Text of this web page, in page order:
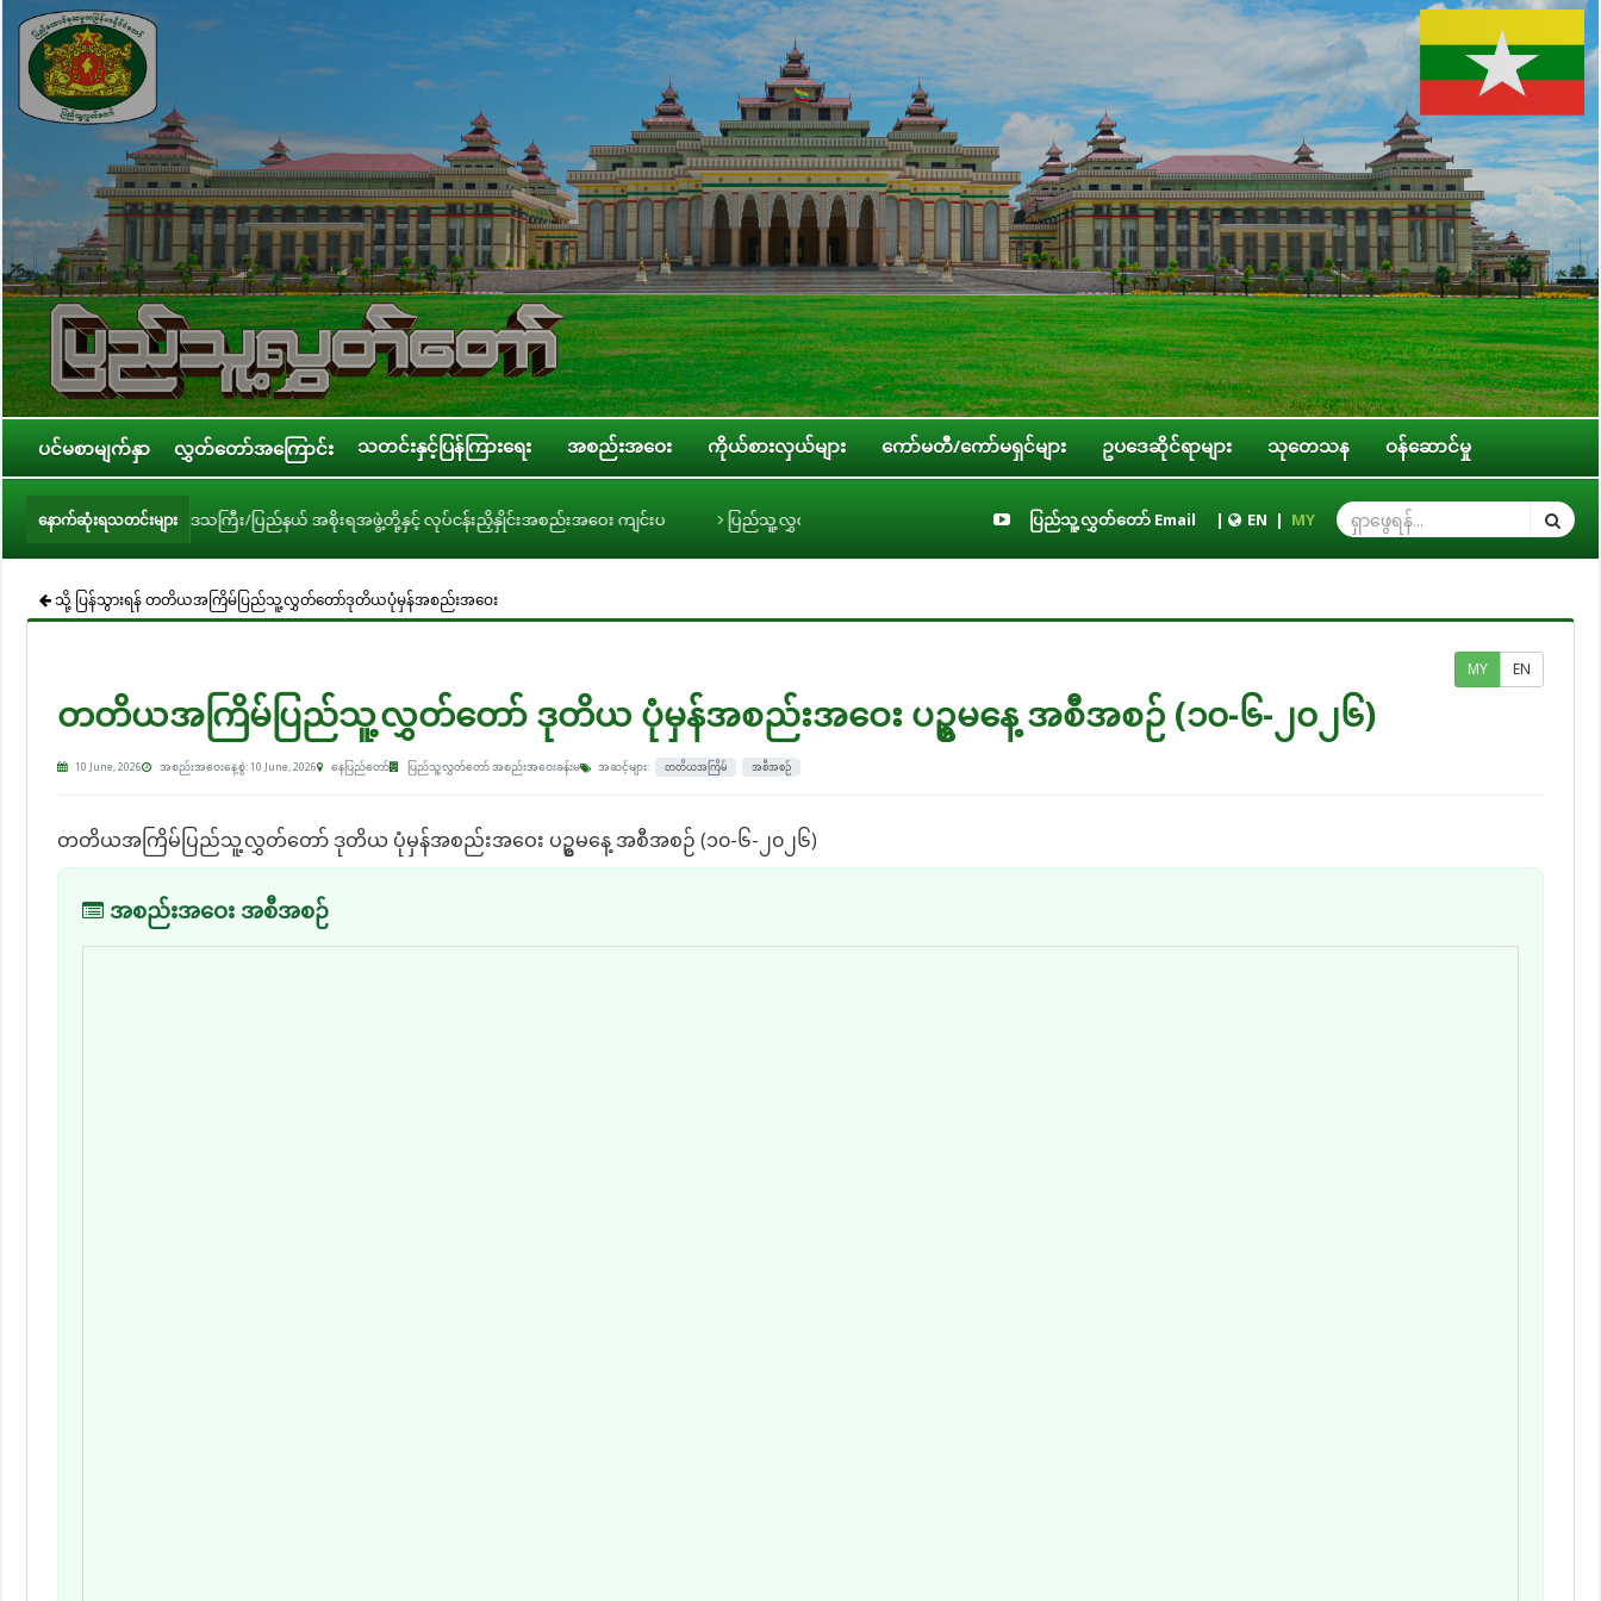
ပင်မစာမျက်နှာ လွှတ်တော်အကြောင်း သတင်းနှင့်ပြန်ကြားရေး အစည်းအဝေး ကိုယ်စားလှယ်များ ကော်မတီ/ကော်မရှင်များ ဥပဒေဆိုင်ရာများ သုတေသန ဝန်ဆောင်မှု
နောက်ဆုံးရသတင်းများ
း၊ တိုင်းဒေသကြီး/ပြည်နယ် အစိုးရအဖွဲ့တို့နှင့် လုပ်ငန်းညှိနှိုင်းအစည်းအဝေး ကျင်းပ ပြည်သူ့လွှတ်တော် လူငယ်၊ အမျိုးသမီး၊ ကလေးသူငယ်နှင့် သက်ကြီးရွယ်အို အခွင့်အရေးဆိုင်ရာ ကော်မတီဥက္ကဋ္ဌ ဒေါ်ဝင်းမော်ထွန်း နိုင်ငံတကာခေါင်းဆောင်မှု
ပြည်သူ့လွှတ်တော် Email | EN | MY
သို့ ပြန်သွားရန် တတိယအကြိမ်ပြည်သူ့လွှတ်တော်ဒုတိယပုံမှန်အစည်းအဝေး
MY EN
တတိယအကြိမ်ပြည်သူ့လွှတ်တော် ဒုတိယ ပုံမှန်အစည်းအဝေး ပဥ္စမနေ့ အစီအစဉ် (၁၀-၆-၂၀၂၆)
10 June, 2026 အစည်းအဝေးနေ့စွဲ: 10 June, 2026 နေပြည်တော် ပြည်သူ့လွှတ်တော် အစည်းအဝေးခန်းမ အဆင့်များ: တတိယအကြိမ် အစီအစဉ်
တတိယအကြိမ်ပြည်သူ့လွှတ်တော် ဒုတိယ ပုံမှန်အစည်းအဝေး ပဥ္စမနေ့ အစီအစဉ် (၁၀-၆-၂၀၂၆)
အစည်းအဝေး အစီအစဉ်